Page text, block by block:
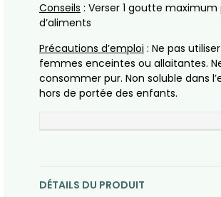
Conseils : Verser 1 goutte maximum
d’aliments
Précautions d’emploi : Ne pas
femmes enceintes ou allaitantes.
consommer pur. Non soluble dans
hors de portée des enfants.
DÉTAILS DU PRODUIT